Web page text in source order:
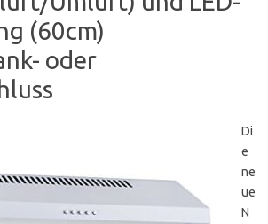
(60cm)
oder
Di
e
ne
ue
N